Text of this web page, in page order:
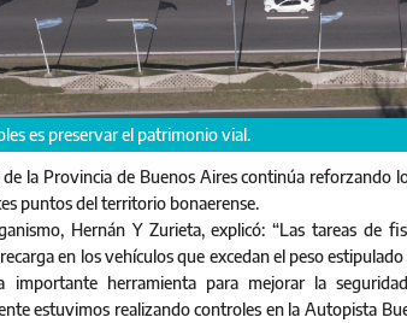
es preservar el patrimonio vial.
de la Provincia de Buenos Aires continúa reforzando
puntos del territorio bonaerense.
Hernán Y Zurieta, explicó: “Las tareas de
en los vehículos que excedan el peso
importante herramienta para mejorar la
estuvimos realizando controles en la Autopista